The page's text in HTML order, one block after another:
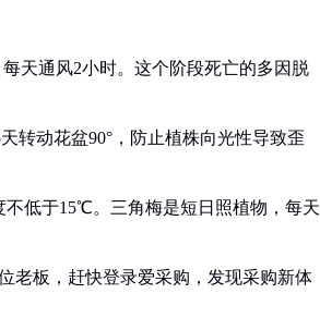
天通风2小时。这个阶段死亡的多因脱
转动花盆90°，防止植株向光性导致歪
不低于15℃。三角梅是短日照植物，每天
老板，赶快登录爱采购，发现采购新体